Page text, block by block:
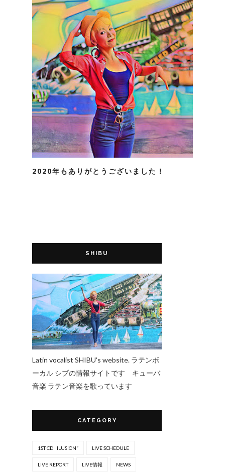
2020年もありがとうございました！
SHIBU
Latin vocalist SHIBU's website. ラテンボ
ーカル シブの情報サイトです キューバ
音楽 ラテン音楽を歌っています
CATEGORY
1ST CD "ILUSION” LIVE SCHEDULE
LIVE REPORT LIVE情報 NEWS